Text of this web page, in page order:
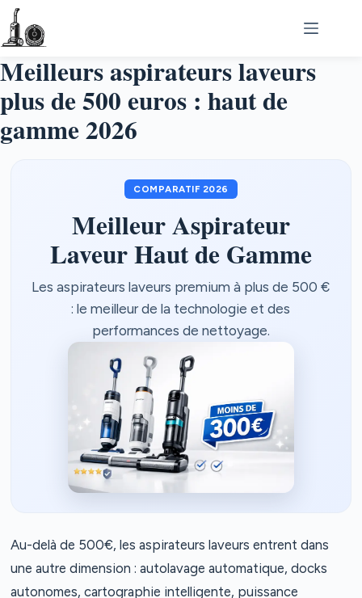
Passer
au
contenu
Meilleurs aspirateurs laveurs
plus de 500 euros : haut de
gamme 2026
COMPARATIF 2026
Meilleur Aspirateur
Laveur Haut de Gamme
Les aspirateurs laveurs premium à plus de 500 €
: le meilleur de la technologie et des
performances de nettoyage.
Au-delà de 500€, les aspirateurs laveurs entrent dans
une autre dimension : autolavage automatique, docks
autonomes, cartographie intelligente, puissance